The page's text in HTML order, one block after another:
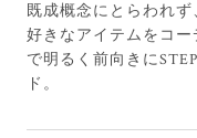
既成概念にとらわれ
好きなアイテムをコ
で明るく前向きに
ド。